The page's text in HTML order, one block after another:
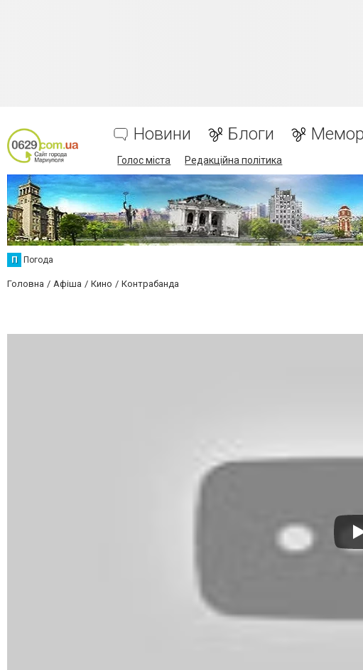
Новини Блоги
Голос міста Редакційна політика
П Погода
Головна Афіша Кино Контрабанда